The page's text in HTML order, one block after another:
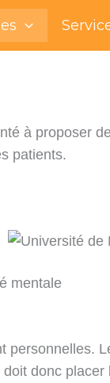
à proposer
patients.
mentale
donc